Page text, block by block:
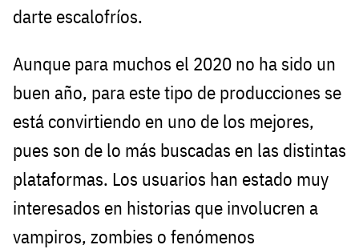
darte escalofríos.
Aunque para muchos el 2020 no ha sido un
buen año, para este tipo de producciones se
está convirtiendo en uno de los mejores,
pues son de lo más buscadas en las distintas
plataformas. Los usuarios han estado muy
interesados en historias que involucren a
vampiros, zombies o fenómenos